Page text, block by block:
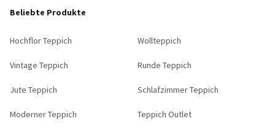
Beliebte Produkte
Hochflor Teppich Wollteppich
Vintage Teppich Runde Teppich
Jute Teppich Schlafzimmer Teppich
Moderner Teppich Teppich Outlet